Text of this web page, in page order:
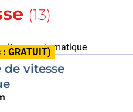
(13)
GRATUIT)
vitesse